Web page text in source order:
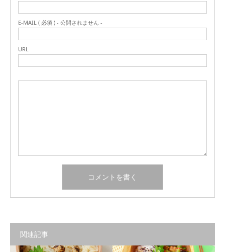
E-MAIL ( 必須 ) - 公開されません -
URL
関連記事